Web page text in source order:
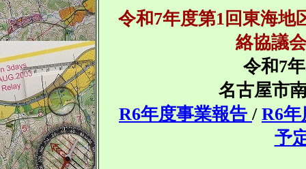
令和7年度第1回東海
絡協議
令和7
名古屋市
R6年度事業報告 / R6
予